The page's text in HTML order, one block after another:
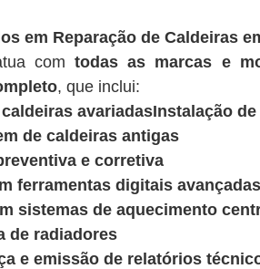
em Reparação de Caldeiras
com todas as marcas e
, que inclui:
avariadasInstalação
de caldeiras antigas
e corretiva
ferramentas digitais
sistemas de aquecimento
de radiadores
e emissão de relatórios